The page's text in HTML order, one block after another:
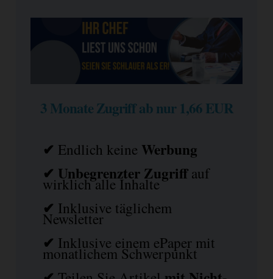
3 Monate Zugriff ab nur 1,66 EUR
✔ Endlich keine Werbung
✔ Unbegrenzter Zugriffauf
wirklich alle Inhalte
✔ Inklusive täglichem
Newsletter
✔ Inklusive einem ePaper mit
monatlichem Schwerpunkt